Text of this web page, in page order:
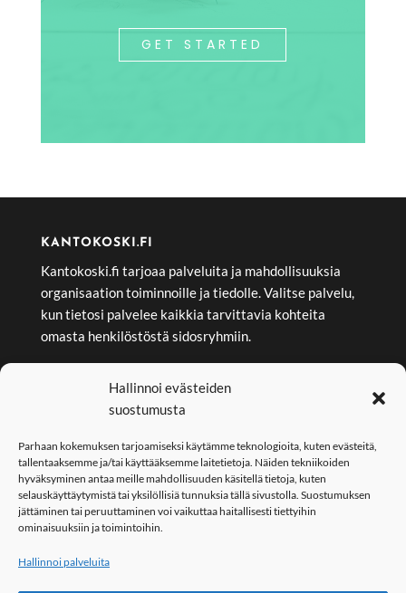
Hallinnoi evästeiden
suostumusta
Parhaan kokemuksen tarjoamiseksi käytämme teknologioita, kuten evästeitä,
tallentaaksemme ja/tai käyttääksemme laitetietoja. Näiden tekniikoiden
hyväksyminen antaa meille mahdollisuuden käsitellä tietoja, kuten
selauskäyttäytymistä tai yksilöllisiä tunnuksia tällä sivustolla. Suostumuksen
jättäminen tai peruuttaminen voi vaikuttaa haitallisesti tiettyihin
ominaisuuksiin ja toimintoihin.
Hallinnoi palveluita
GET STARTED
KANTOKOSKI.FI
Kantokoski.fi tarjoaa palveluita ja mahdollisuuksia
organisaation toiminnoille ja tiedolle. Valitse palvelu,
kun tietosi palvelee kaikkia tarvittavia kohteita
omasta henkilöstöstä sidosryhmiin.
EXTRANET
Extranet tarjoaa yritykselle tietoturvallista suojaa
organisaation tiedolle. Valitse kantokoski/extranet,
kun haluat tiedon vain niille, joille se on tarkoitettu.
KOULUTUS
organisaatioiden tarpeiden mukaisesti. Koulutukset
ovat räätälöityjä aina tarpeet ja vaatimukset